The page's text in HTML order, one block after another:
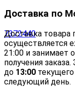
Доставка по
Доставка товара
осуществляется
21:00 и занимает
получения
до 13:00
следующий день.